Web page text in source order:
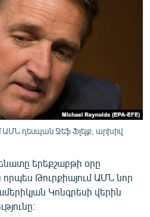
ԱՄՆ դեսպան Ջեֆ Ֆլեյք, արխիվ
երեքշաբթի օրը
որպես Թուրքիայում ԱՄՆ նոր
Կոնգրեսի վերին